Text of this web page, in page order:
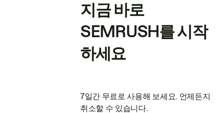
지금 바로
SEMRUSH를 시작
하세요
7일간 무료로 사용해 보세요. 언제든지
취소할 수 있습니다.